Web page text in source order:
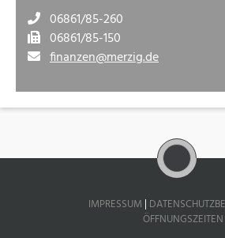
06861/85-260
06861/85-150
finanzen@merzig.de
IMPRESSUM |
ÖFFNUNGSZEITEN